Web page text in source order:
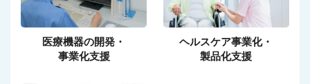
医療機器の開発・
事業化支援
ヘルスケア事業化・
製品化支援